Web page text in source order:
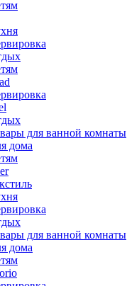
для ванной комнаты
дома
для ванной комнаты
дома